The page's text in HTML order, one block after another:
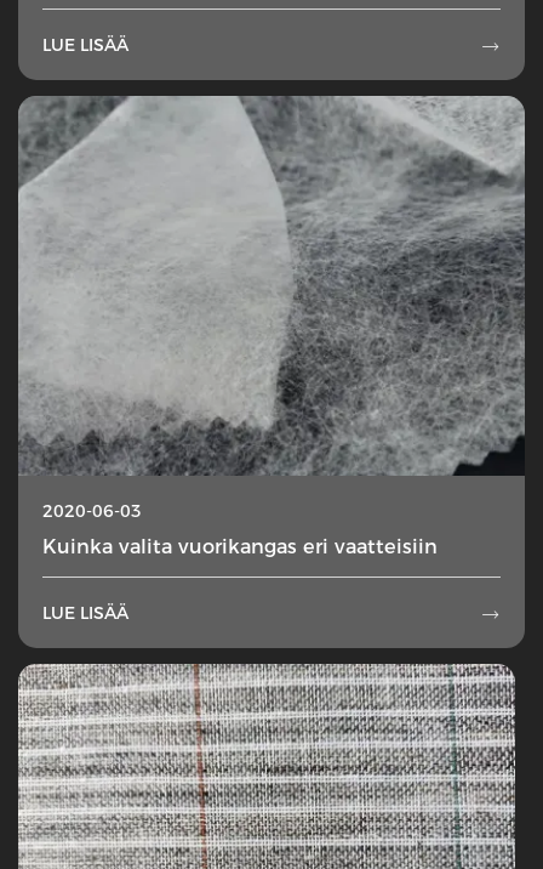
LUE LISÄÄ 
2020-06-03
Kuinka valita vuorikangas eri vaatteisiin
LUE LISÄÄ 